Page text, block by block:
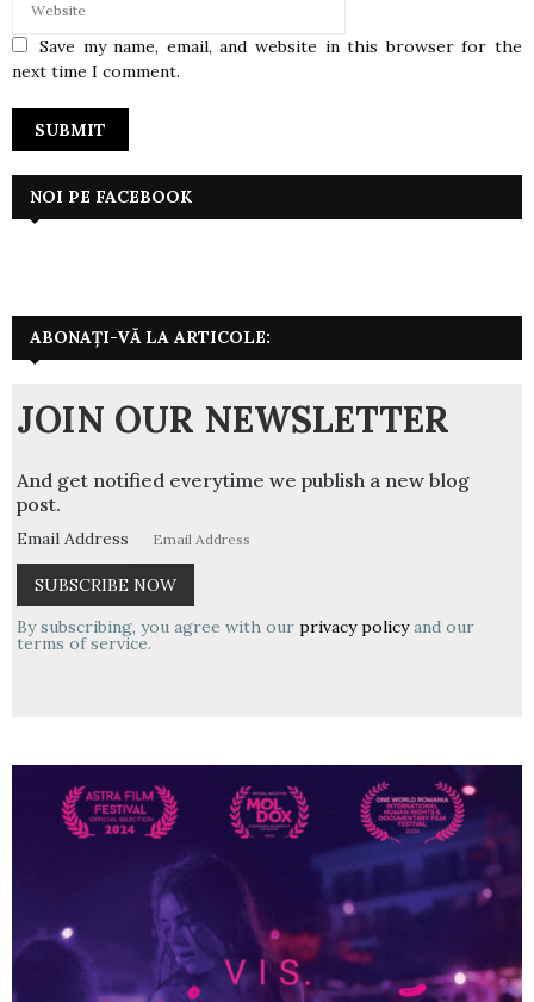
Save my name, email, and website in this browser for the
next time I comment.
NOI PE FACEBOOK
ABONAȚI-VĂ LA ARTICOLE:
JOIN OUR NEWSLETTER
And get notified everytime we publish a new blog
post.
Email Address
By subscribing, you agree with our privacy policyand our
terms of service.